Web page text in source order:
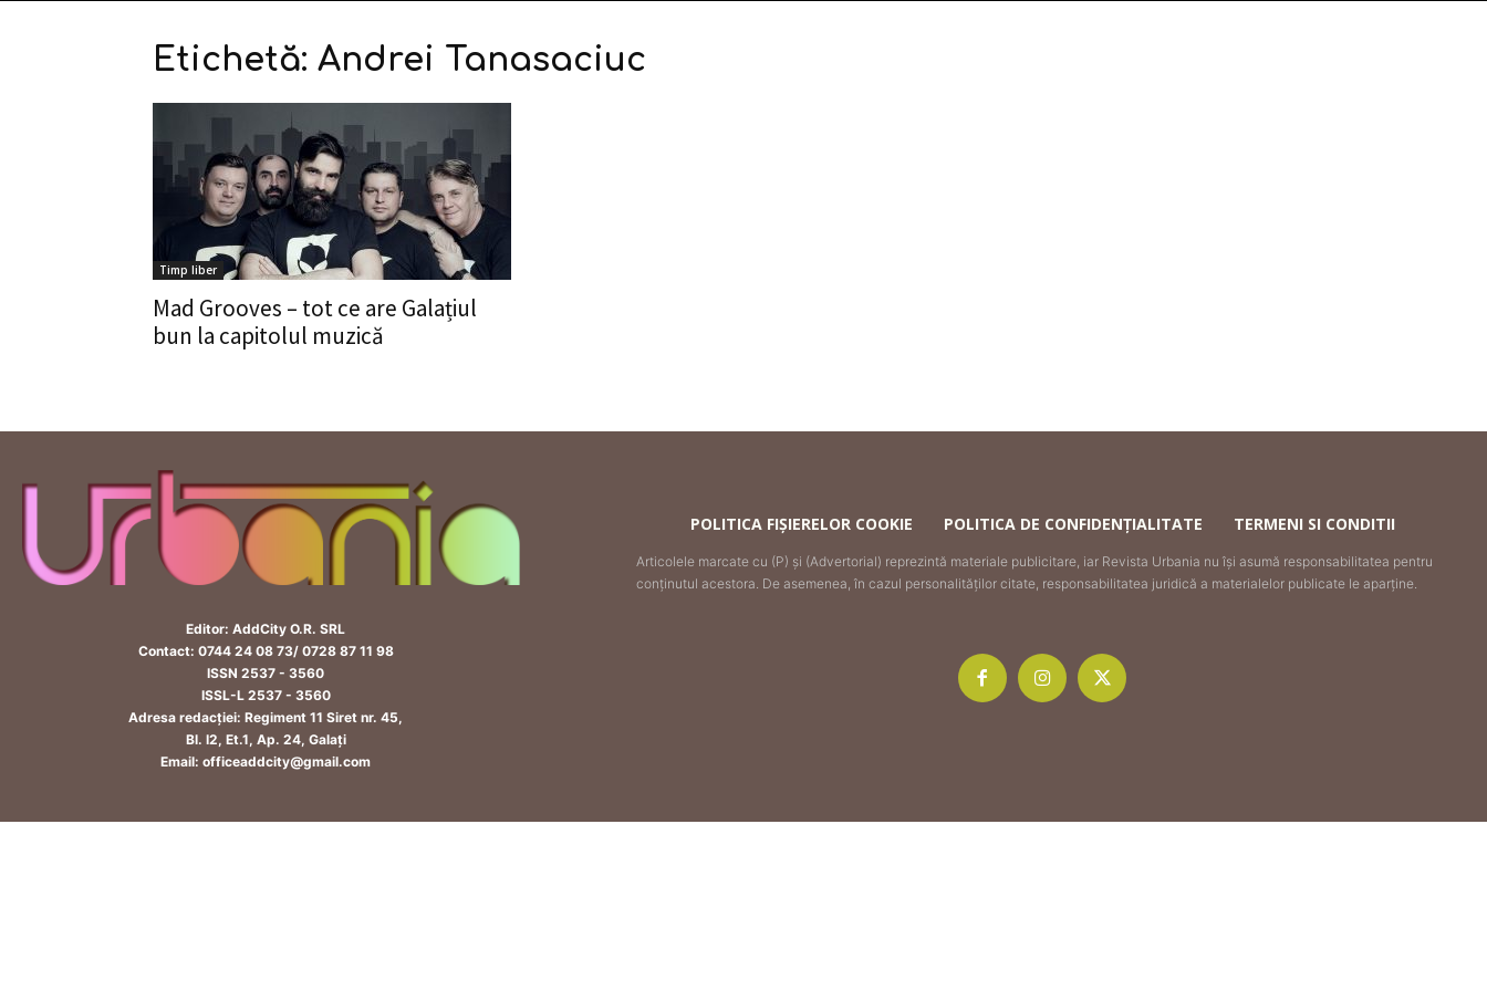
Etichetă: Andrei Tanasaciuc
Timp liber
Mad Grooves – tot ce are Galațiul
bun la capitolul muzică
Editor: AddCity O.R. SRL
Contact: 0744 24 08 73/ 0728 87 11 98
ISSN 2537 - 3560
ISSL-L 2537 - 3560
Adresa redacției: Regiment 11 Siret nr. 45,
Bl. I2, Et.1, Ap. 24, Galați
Email: officeaddcity@gmail.com
POLITICA FIȘIERELOR COOKIE POLITICA DE CONFIDENȚIALITATE TERMENI SI CONDITII
Articolele marcate cu (P) și (Advertorial) reprezintă materiale publicitare, iar Revista Urbania nu își asumă responsabilitatea pentru
conținutul acestora. De asemenea, în cazul personalităților citate, responsabilitatea juridică a materialelor publicate le aparține.